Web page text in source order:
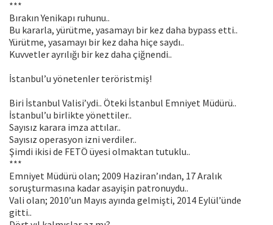
***
Bırakın Yenikapı ruhunu..
Bu kararla, yürütme, yasamayı bir kez daha bypass etti..
Yürütme, yasamayı bir kez daha hiçe saydı..
Kuvvetler ayrılığı bir kez daha çiğnendi..
İstanbul’u yönetenler teröristmiş!
Biri İstanbul Valisi’ydi.. Öteki İstanbul Emniyet Müdürü..
İstanbul’u birlikte yönettiler..
Sayısız karara imza attılar..
Sayısız operasyon izni verdiler..
Şimdi ikisi de FETÖ üyesi olmaktan tutuklu..
***
Emniyet Müdürü olan; 2009 Haziran’ından, 17 Aralık
soruşturmasına kadar asayişin patronuydu..
Vali olan; 2010’un Mayıs ayında gelmişti, 2014 Eylül’ünde
gitti..